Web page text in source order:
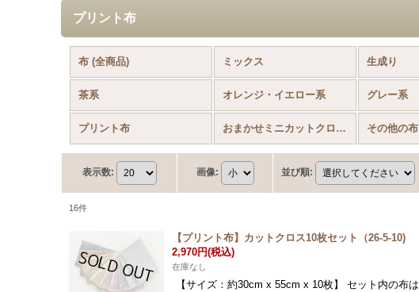
プリント布
布 (全商品) ミックス 生成り
茶系 オレンジ・イエロー系 グレー系
プリント布 おまかせミニカットクロスセット その他の布
表示数: 画像: 並び順:
16件
【プリント布】カットクロス10枚セット（26-5-10)
2,970円(税込)
在庫なし
【サイズ：約30cm x 55cm x 10枚】 セット内の布